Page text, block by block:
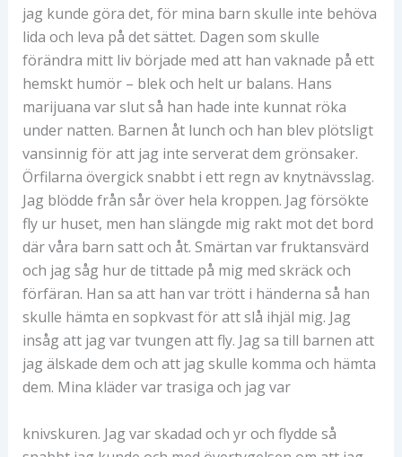
jag kunde göra det, för mina barn skulle inte behöva
lida och leva på det sättet. Dagen som skulle
förändra mitt liv började med att han vaknade på ett
hemskt humör – blek och helt ur balans. Hans
marijuana var slut så han hade inte kunnat röka
under natten. Barnen åt lunch och han blev plötsligt
vansinnig för att jag inte serverat dem grönsaker.
Örfilarna övergick snabbt i ett regn av knytnävsslag.
Jag blödde från sår över hela kroppen. Jag försökte
fly ur huset, men han slängde mig rakt mot det bord
där våra barn satt och åt. Smärtan var fruktansvärd
och jag såg hur de tittade på mig med skräck och
förfäran. Han sa att han var trött i händerna så han
skulle hämta en sopkvast för att slå ihjäl mig. Jag
insåg att jag var tvungen att fly. Jag sa till barnen att
jag älskade dem och att jag skulle komma och hämta
dem. Mina kläder var trasiga och jag var
knivskuren. Jag var skadad och yr och flydde så